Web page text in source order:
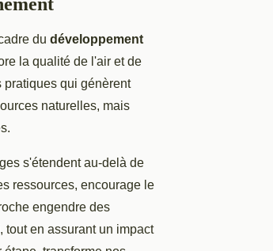
du développement
la qualité de l'air et de
pratiques qui génèrent
naturelles, mais
s'étendent au-delà de
ressources, encourage le
engendre des
en assurant un impact